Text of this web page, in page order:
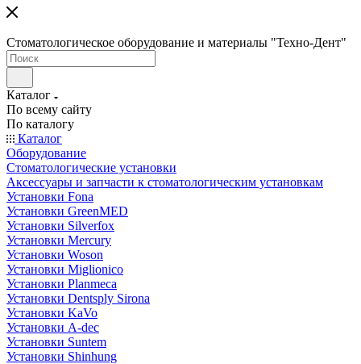
Стоматологическое оборудование и материалы "Техно-Дент"
Каталог
По всему сайту
По каталогу
Каталог
Оборудование
Стоматологические установки
Аксессуары и запчасти к стоматологическим установкам
Установки Fona
Установки GreenMED
Установки Silverfox
Установки Mercury
Установки Woson
Установки Miglionico
Установки Planmeca
Установки Dentsply Sirona
Установки KaVo
Установки A-dec
Установки Suntem
Установки Shinhung